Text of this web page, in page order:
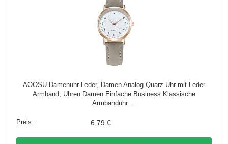
AOOSU Damenuhr Leder, Damen Analog Quarz Uhr mit Leder
Armband, Uhren Damen Einfache Business Klassische
Armbanduhr ...
6,79 €